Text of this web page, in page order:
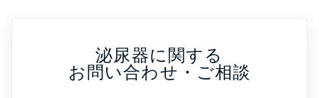
泌尿器に関する
お問い合わせ・ご相談